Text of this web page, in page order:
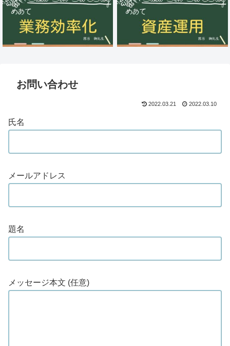
お問い合わせ
2022.03.21 2022.03.10
氏名
メールアドレス
題名
メッセージ本文 (任意)